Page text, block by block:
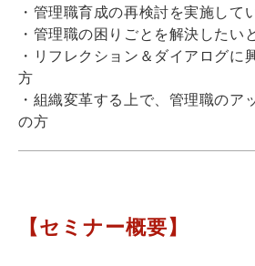
・管理職育成の再検討を実施して
・管理職の困りごとを解決したい
・リフレクション＆ダイアログに
方
・組織変革する上で、管理職のア
の方
【セミナー概要】